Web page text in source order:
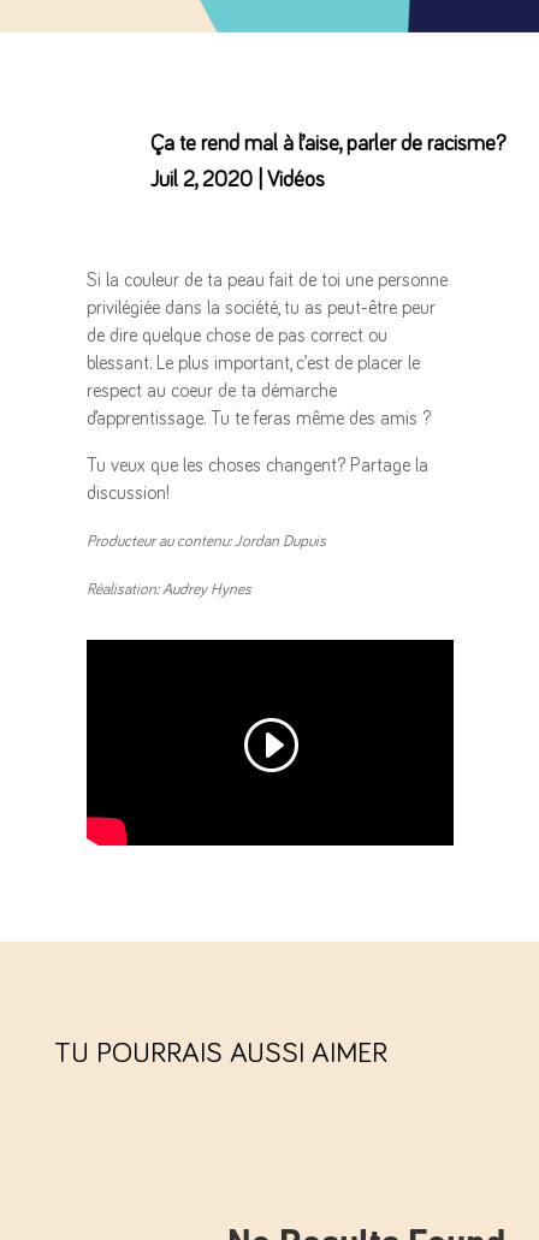
Ça te rend mal à l’aise, parler de racisme?
Juil 2, 2020| Vidéos
Si la couleur de ta peau fait de toi une personne
privilégiée dans la société, tu as peut-être peur
de dire quelque chose de pas correct ou
blessant. Le plus important, c’est de placer le
respect au coeur de ta démarche
d’apprentissage. Tu te feras même des amis ?
Tu veux que les choses changent? Partage la
discussion!
Producteur au contenu: Jordan Dupuis
Réalisation: Audrey Hynes
TU POURRAIS AUSSI AIMER